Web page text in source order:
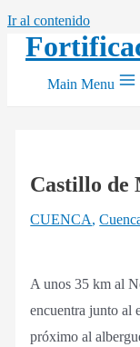
Ir al contenido
Main Menu
Castillo de
CUENCA,
A unos 35 km al
encuentra junto al
próximo al